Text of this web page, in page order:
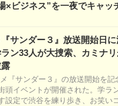
×ビジネス”を一夜でキャッ
サンダー３』放送開始日
ン33人が大捜索、カミナ
『サンダー３』の放送開始を記
頭イベントが開催された。学ラ
設定で渋谷を練り歩き、お笑い